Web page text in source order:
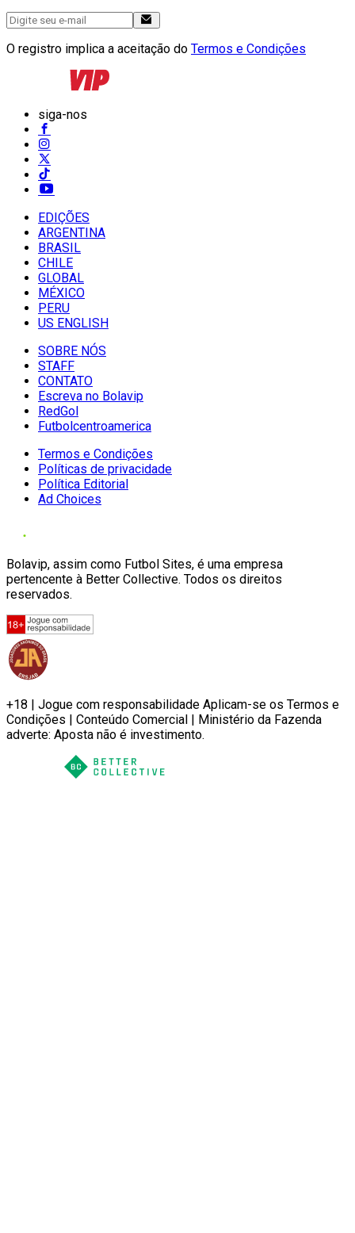
O registro implica a aceitação do Termos e Condições
siga-nos
EDIÇÕES
ARGENTINA
BRASIL
CHILE
GLOBAL
MÉXICO
PERU
US ENGLISH
SOBRE NÓS
STAFF
CONTATO
Escreva no Bolavip
RedGol
Futbolcentroamerica
Termos e Condições
Políticas de privacidade
Política Editorial
Ad Choices
Bolavip, assim como Futbol Sites, é uma empresa
pertencente à Better Collective. Todos os direitos
reservados.
+18 | Jogue com responsabilidade Aplicam-se os Termos e
Condições | Conteúdo Comercial | Ministério da Fazenda
adverte: Aposta não é investimento.